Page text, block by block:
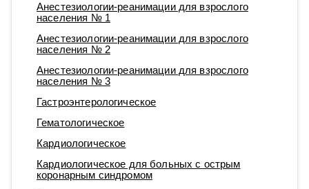
Анестезиологии-реанимации для взрослого
населения № 1
Анестезиологии-реанимации для взрослого
населения № 2
Анестезиологии-реанимации для взрослого
населения № 3
Гастроэнтерологическое
Гематологическое
Кардиологическое
Кардиологическое для больных с острым
коронарным синдромом